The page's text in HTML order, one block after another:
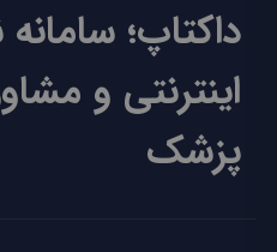
داکتاپ؛
اینترنتی و
پزشک